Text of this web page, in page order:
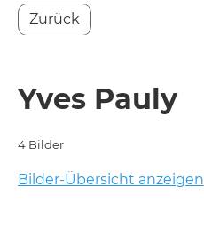
Zurück
Yves Pauly
4 Bilder
Bilder-Übersicht anzeigen